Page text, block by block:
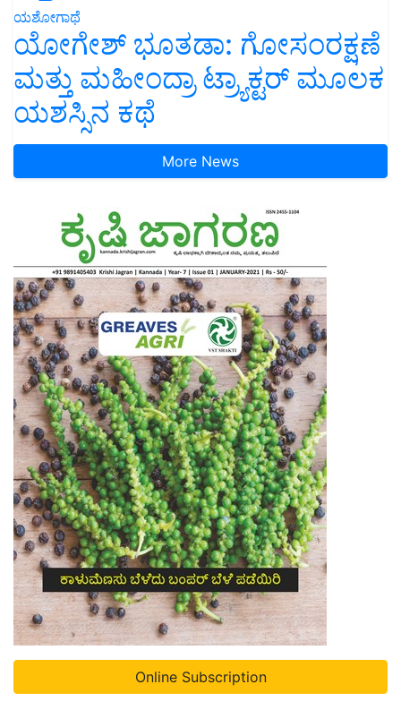
ಯಶೋಗಾಥೆ
ಯೋಗೇಶ್ ಭೂತಡಾ: ಗೋಸಂರಕ್ಷಣೆ
ಮತ್ತು ಮಹೀಂದ್ರಾ ಟ್ರ್ಯಾಕ್ಟರ್ ಮೂಲಕ
ಯಶಸ್ಸಿನ ಕಥೆ
More News
Online Subscription